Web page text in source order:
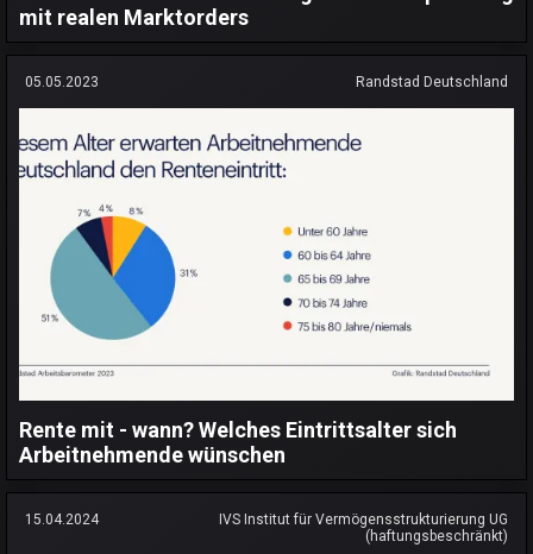
mit realen Marktorders
05.05.2023 Randstad Deutschland
Rente mit - wann? Welches Eintrittsalter sich
Arbeitnehmende wünschen
15.04.2024
IVS Institut für Vermögensstrukturierung UG
(haftungsbeschränkt)